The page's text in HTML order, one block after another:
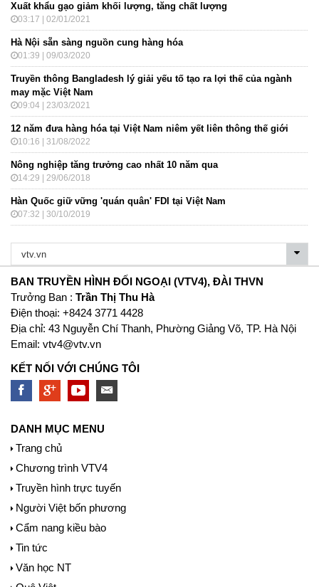
Xuất khẩu gạo giảm khối lượng, tăng chất lượng
03:17 | 02/01/2021
Hà Nội sẵn sàng nguồn cung hàng hóa
01:39 | 09/03/2020
Truyền thông Bangladesh lý giải yếu tố tạo ra lợi thế của ngành
may mặc Việt Nam
09:04 | 23/03/2021
12 năm đưa hàng hóa tại Việt Nam niêm yết liên thông thế giới
10:16 | 31/08/2022
Nông nghiệp tăng trưởng cao nhất 10 năm qua
14:29 | 29/06/2018
Hàn Quốc giữ vững 'quán quân' FDI tại Việt Nam
07:32 | 30/10/2019
BAN TRUYỀN HÌNH ĐỐI NGOẠI (VTV4), ĐÀI THVN
Trưởng Ban : Trần Thị Thu Hà
Ðiện thoại: +8424 3771 4428
Địa chỉ: 43 Nguyễn Chí Thanh, Phường Giảng Võ, TP. Hà Nội
Email: vtv4@vtv.vn
KẾT NỐI VỚI CHÚNG TÔI
DANH MỤC MENU
Trang chủ
Chương trình VTV4
Truyền hình trực tuyến
Người Việt bốn phương
Cẩm nang kiều bào
Tin tức
Văn học NT